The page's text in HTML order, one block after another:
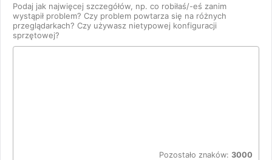
Podaj jak najwięcej szczegółów, np. co robiłaś/-eś zanim
wystąpił problem? Czy problem powtarza się na różnych
przeglądarkach? Czy używasz nietypowej konfiguracji
sprzętowej?
Pozostało znaków: 3000